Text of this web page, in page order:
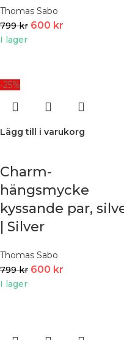
Thomas Sabo
799kr 600 kr
I lager
-25%
Lägg till i varukorg
Charm-
hängsmycke
kyssande par,
| Silver
Thomas Sabo
799kr 600 kr
I lager